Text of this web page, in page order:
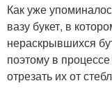
Как уже
вазу букет, в
нераскрывшихся
поэтому в
отрезать их от